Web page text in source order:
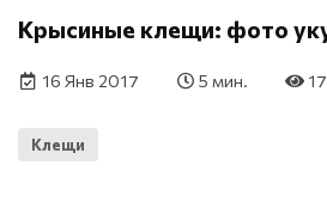
Крысиные клещи: фото
16 Янв 2017 5 мин.
Клещи